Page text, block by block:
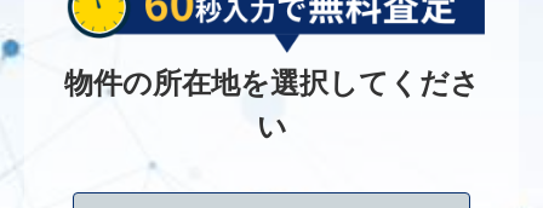
物件の所在地を選択してくださ
い